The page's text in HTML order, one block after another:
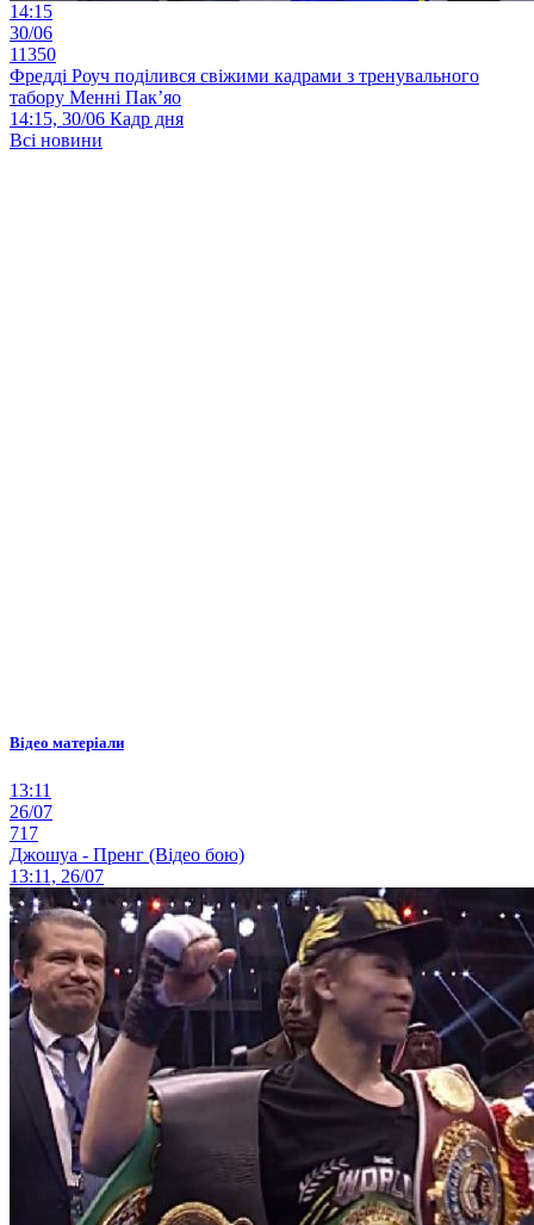
14:15
30/06
11350
Фредді Роуч поділився свіжими кадрами з тренувального
табору Менні Пак’яо
14:15, 30/06 Кадр дня
Всі новини
Відео матеріали
13:11
26/07
717
Джошуа - Пренг (Відео бою)
13:11, 26/07